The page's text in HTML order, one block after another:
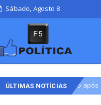
Sábado, Agosto 8
ÚLTIMAS NOTÍCIAS
após criança ser